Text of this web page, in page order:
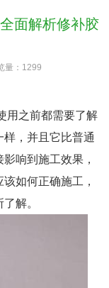
面解析修补胶
： 1299
用之前都需要了解
，并且它比普通
响到施工效果，
如何正确施工，
解。